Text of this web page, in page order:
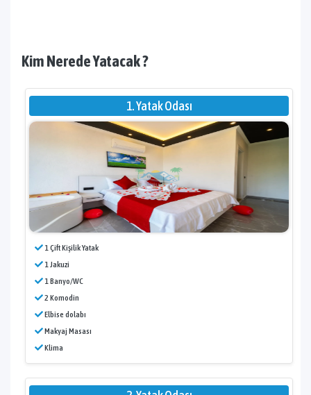
Kim Nerede Yatacak ?
1. Yatak Odası
1 Çift Kişilik Yatak
1 Jakuzi
1 Banyo/WC
2 Komodin
Elbise dolabı
Makyaj Masası
Klima